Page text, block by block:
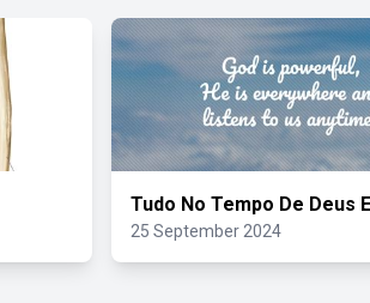
Tudo No Tempo De Deus
25 September 2024